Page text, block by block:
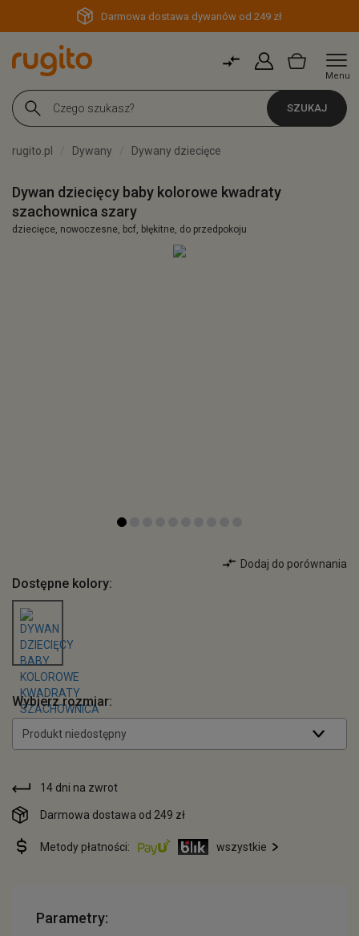
Darmowa dostawa dywanów od 249 zł
Menu
SZUKAJ
rugito.pl Dywany Dywany dziecięce
Dywan dziecięcy baby kolorowe kwadraty
szachownica szary
dziecięce, nowoczesne, bcf, błękitne, do przedpokoju
Dodaj do porównania
Dostępne kolory:
Wybierz rozmiar:
Produkt niedostępny
14 dni na zwrot
Darmowa dostawa od 249 zł
Metody płatności: wszystkie
Parametry: